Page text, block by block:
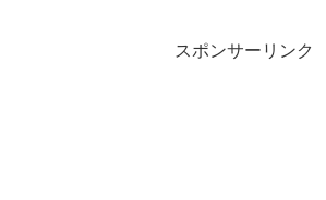
スポンサーリンク